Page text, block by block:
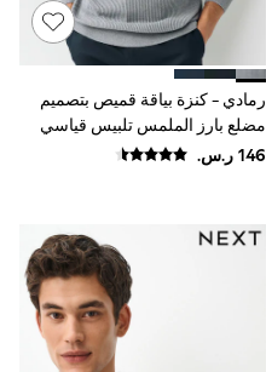
رمادي - كنزة بياقة قميص بتصميم
مضلع بارز الملمس تلبيس قياسي